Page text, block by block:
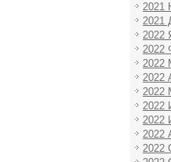
2021
2021
2022
2022
2022
2022
2022
2022
2022
2022
2022